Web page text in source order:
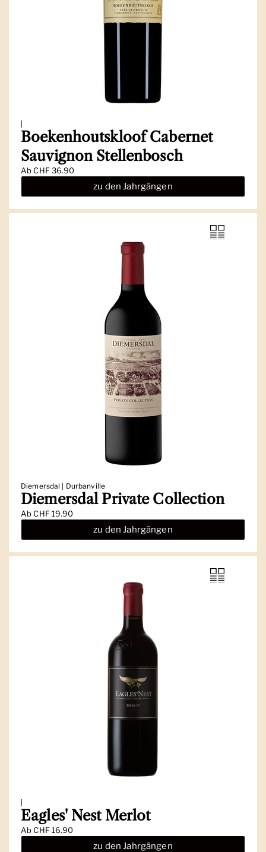
|
Boekenhoutskloof Cabernet
Sauvignon Stellenbosch
AbCHF 36.90
zu den Jahrgängen
Diemersdal | Durbanville
Diemersdal Private Collection
AbCHF 19.90
zu den Jahrgängen
|
Eagles' Nest Merlot
AbCHF 16.90
zu den Jahrgängen